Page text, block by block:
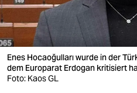
verlag
veranstaltungen
shop
fragen & hilfe
Enes Hocaoğulları wurde in der
dem Europarat Erdogan kritisiert
Foto: Kaos GL